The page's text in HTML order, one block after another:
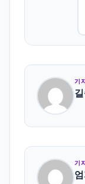
기
기